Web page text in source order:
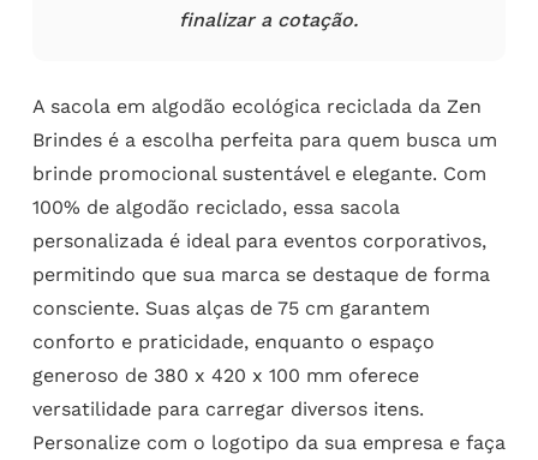
finalizar a cotação.
A sacola em algodão ecológica reciclada da Zen
Brindes é a escolha perfeita para quem busca um
brinde promocional sustentável e elegante. Com
100% de algodão reciclado, essa sacola
personalizada é ideal para eventos corporativos,
permitindo que sua marca se destaque de forma
consciente. Suas alças de 75 cm garantem
conforto e praticidade, enquanto o espaço
generoso de 380 x 420 x 100 mm oferece
versatilidade para carregar diversos itens.
Personalize com o logotipo da sua empresa e faça